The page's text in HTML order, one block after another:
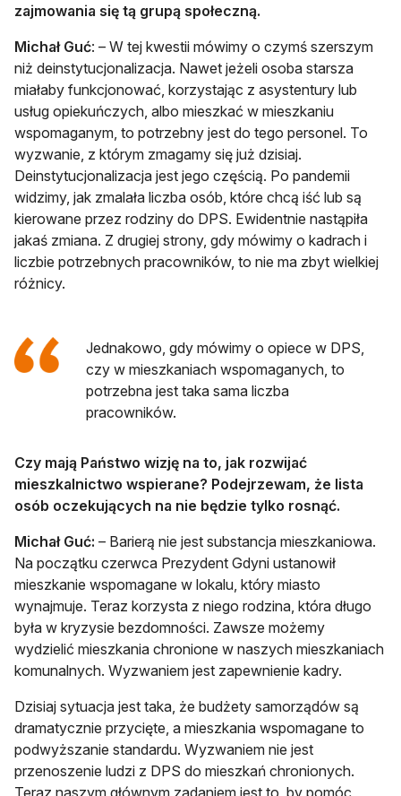
zajmowania się tą grupą społeczną.
Michał Guć: – W tej kwestii mówimy o czymś szerszym
niż deinstytucjonalizacja. Nawet jeżeli osoba starsza
miałaby funkcjonować, korzystając z asystentury lub
usług opiekuńczych, albo mieszkać w mieszkaniu
wspomaganym, to potrzebny jest do tego personel. To
wyzwanie, z którym zmagamy się już dzisiaj.
Deinstytucjonalizacja jest jego częścią. Po pandemii
widzimy, jak zmalała liczba osób, które chcą iść lub są
kierowane przez rodziny do DPS. Ewidentnie nastąpiła
jakaś zmiana. Z drugiej strony, gdy mówimy o kadrach i
liczbie potrzebnych pracowników, to nie ma zbyt wielkiej
różnicy.
Jednakowo, gdy mówimy o opiece w DPS,
czy w mieszkaniach wspomaganych, to
potrzebna jest taka sama liczba
pracowników.
Czy mają Państwo wizję na to, jak rozwijać
mieszkalnictwo wspierane? Podejrzewam, że lista
osób oczekujących na nie będzie tylko rosnąć.
Michał Guć: – Barierą nie jest substancja mieszkaniowa.
Na początku czerwca Prezydent Gdyni ustanowił
mieszkanie wspomagane w lokalu, który miasto
wynajmuje. Teraz korzysta z niego rodzina, która długo
była w kryzysie bezdomności. Zawsze możemy
wydzielić mieszkania chronione w naszych mieszkaniach
komunalnych. Wyzwaniem jest zapewnienie kadry.
Dzisiaj sytuacja jest taka, że budżety samorządów są
dramatycznie przycięte, a mieszkania wspomagane to
podwyższanie standardu. Wyzwaniem nie jest
przenoszenie ludzi z DPS do mieszkań chronionych.